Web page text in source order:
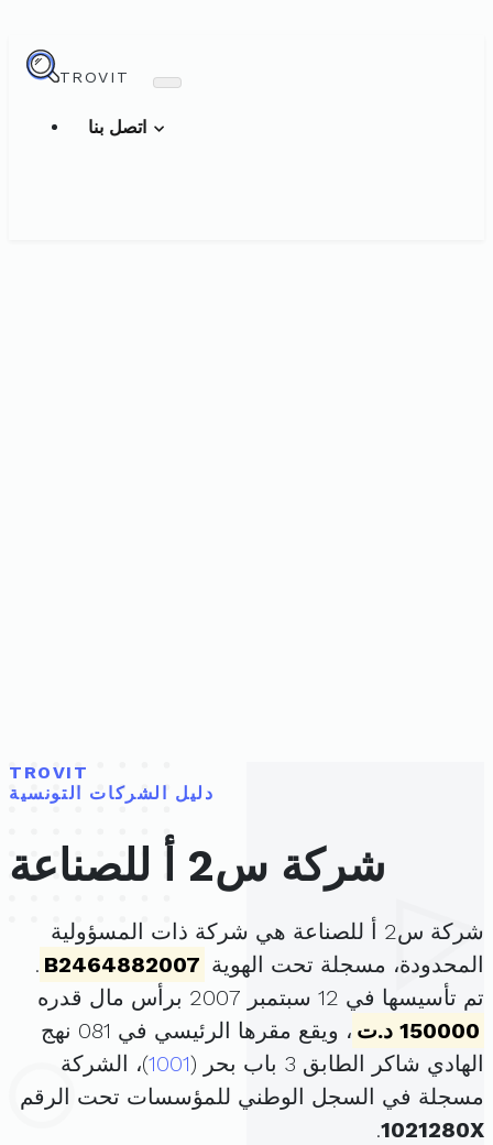
TROVIT
TROVIT
دليل الشركات التونسية
شركة س2 أ للصناعة
شركة س2 أ للصناعة هي شركة ذات المسؤولية
المحدودة، مسجلة تحت الهوية B2464882007
.
تم تأسيسها في 12 سبتمبر 2007 برأس مال قدره
150000 د.ت
، ويقع مقرها الرئيسي في 081 نهج
الهادي شاكر الطابق 3 باب بحر (
1001)، الشركة
مسجلة في السجل الوطني للمؤسسات تحت الرقم
1021280X
.